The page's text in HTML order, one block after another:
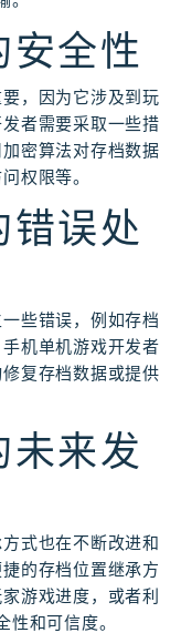
全性
，因为它涉及到玩
者需要采取一些措
密算法对存档数据
权限等。
误处
些错误，例如存档
机单机游戏开发者
复存档数据或提供
来发
式也在不断改进和
的存档位置继承方
游戏进度，或者利
和可信度。